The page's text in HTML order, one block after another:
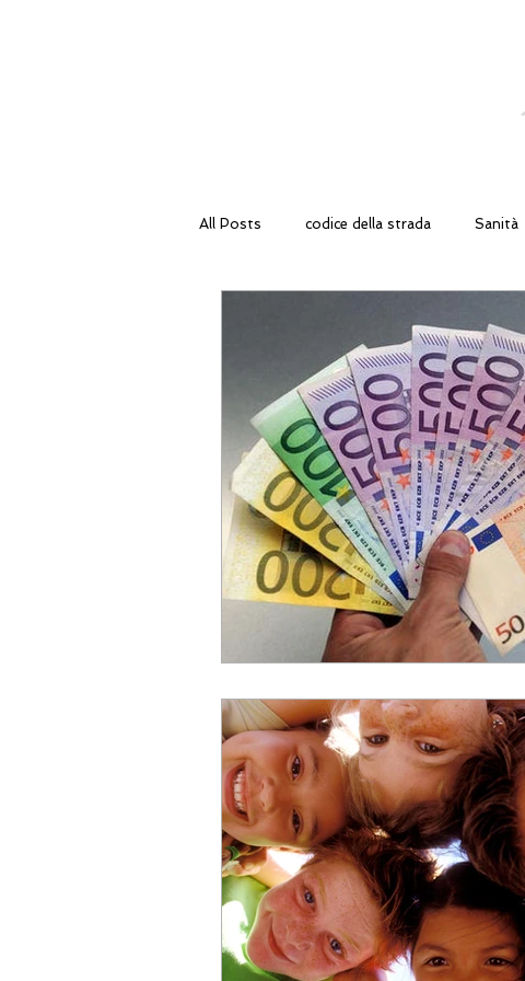
All Posts codice della strada Sanità
Diritto Immobiliare